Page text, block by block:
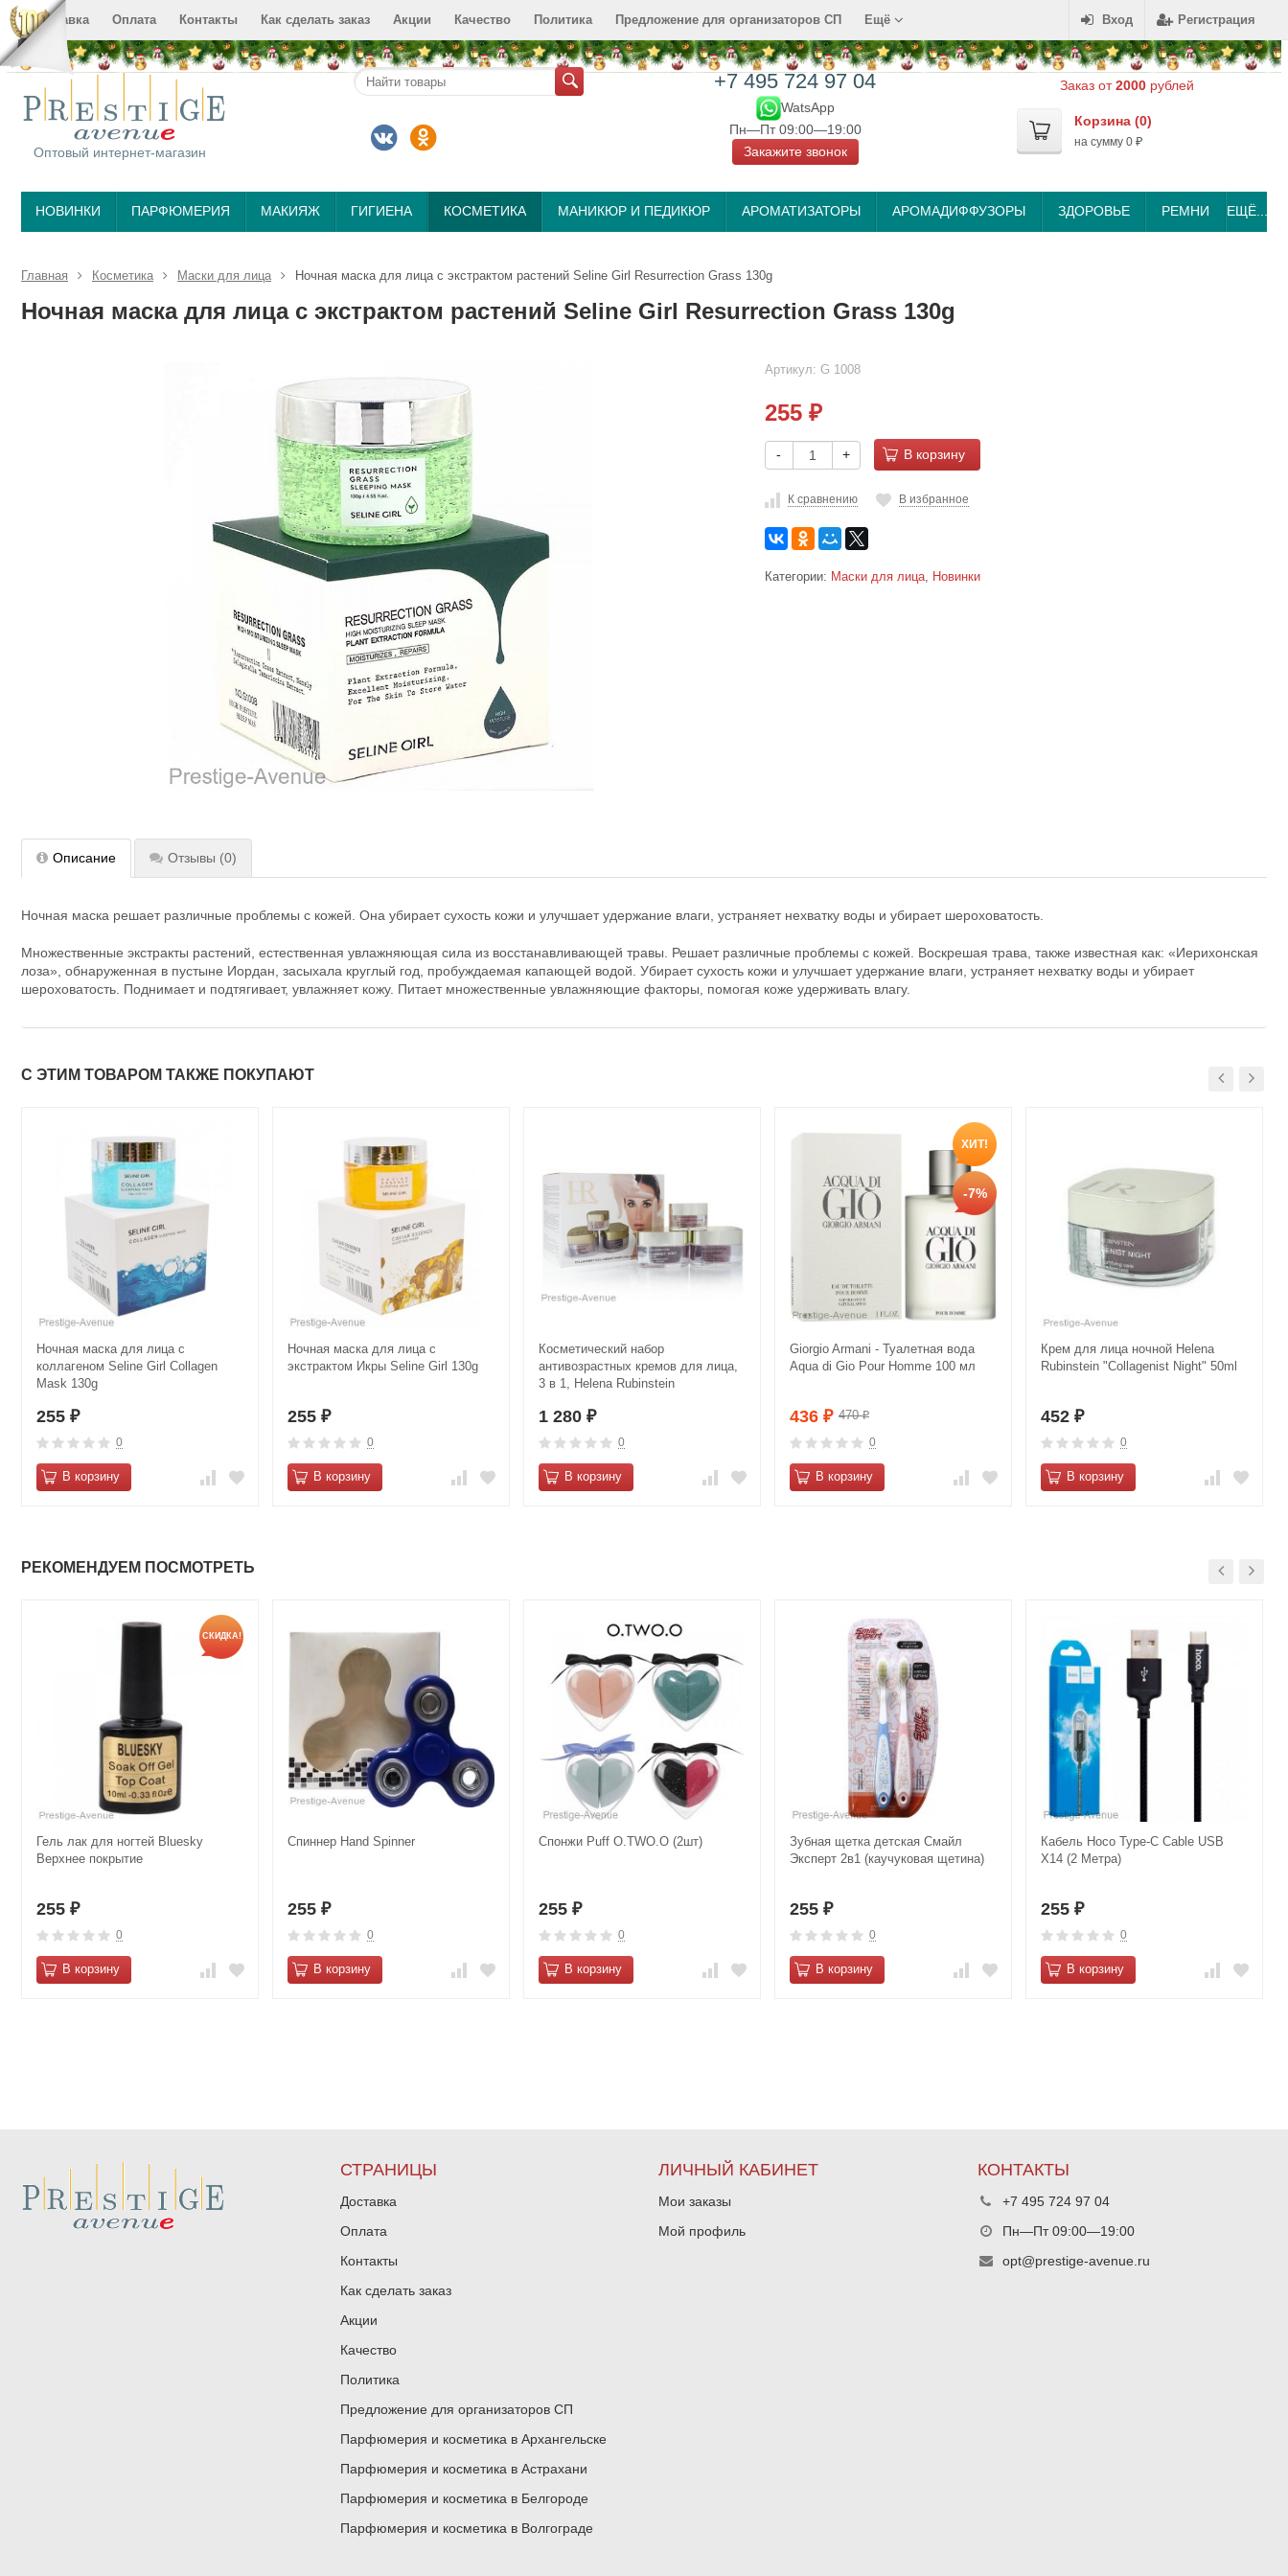
Вход Регистрация
Доставка Оплата Контакты Как сделать заказ Акции Качество Политика Предложение для организаторов СП Ещё
Оптовый интернет-магазин
+7 495 724 97 04
WatsApp
Пн—Пт 09:00—19:00
Закажите звонок
Заказ от2000 рублей
Корзина (0)
на сумму 0 ₽
НОВИНКИ ПАРФЮМЕРИЯ МАКИЯЖ ГИГИЕНА КОСМЕТИКА МАНИКЮР И ПЕДИКЮР АРОМАТИЗАТОРЫ АРОМАДИФФУЗОРЫ ЗДОРОВЬЕ РЕМНИ ЕЩЁ...
Главная Косметика Маски для лица Ночная маска для лица с экстрактом растений Seline Girl Resurrection Grass 130g
Ночная маска для лица с экстрактом растений Seline Girl Resurrection Grass 130g
Артикул: G 1008
255 ₽
- + В корзину
К сравнению В избранное
Категории: Маски для лица, Новинки
Описание Отзывы (0)
Ночная маска решает различные проблемы с кожей. Она убирает сухость кожи и улучшает удержание влаги, устраняет нехватку воды и убирает шероховатость.
Множественные экстракты растений, естественная увлажняющая сила из восстанавливающей травы. Решает различные проблемы с кожей. Воскрешая трава, также известная как: «Иерихонская
лоза», обнаруженная в пустыне Иордан, засыхала круглый год, пробуждаемая капающей водой. Убирает сухость кожи и улучшает удержание влаги, устраняет нехватку воды и убирает
шероховатость. Поднимает и подтягивает, увлажняет кожу. Питает множественные увлажняющие факторы, помогая коже удерживать влагу.
С ЭТИМ ТОВАРОМ ТАКЖЕ ПОКУПАЮТ
Ночная маска для лица с
коллагеном Seline Girl Collagen
Mask 130g
255 ₽
0
В корзину
Ночная маска для лица с
экстрактом Икры Seline Girl 130g
255 ₽
0
В корзину
Косметический набор
антивозрастных кремов для лица,
3 в 1, Helena Rubinstein
1 280 ₽
0
В корзину
ХИТ!
-7%
Giorgio Armani - Туалетная вода
Aqua di Gio Pour Homme 100 мл
436 ₽ 470₽
0
В корзину
Крем для лица ночной Helena
Rubinstein "Collagenist Night" 50ml
452 ₽
0
В корзину
РЕКОМЕНДУЕМ ПОСМОТРЕТЬ
СКИДКА!
Гель лак для ногтей Bluesky
Верхнее покрытие
255 ₽
0
В корзину
Спиннер Hand Spinner
255 ₽
0
В корзину
Спонжи Puff O.TWO.O (2шт)
255 ₽
0
В корзину
Зубная щетка детская Смайл
Эксперт 2в1 (каучуковая щетина)
255 ₽
0
В корзину
Кабель Hoco Type-C Cable USB
X14 (2 Метра)
255 ₽
0
В корзину
СТРАНИЦЫ
Доставка
Оплата
Контакты
Как сделать заказ
Акции
Качество
Политика
Предложение для организаторов СП
Парфюмерия и косметика в Архангельске
Парфюмерия и косметика в Астрахани
Парфюмерия и косметика в Белгороде
Парфюмерия и косметика в Волгограде
ЛИЧНЫЙ КАБИНЕТ
Мои заказы
Мой профиль
КОНТАКТЫ
+7 495 724 97 04
Пн—Пт 09:00—19:00
opt@prestige-avenue.ru